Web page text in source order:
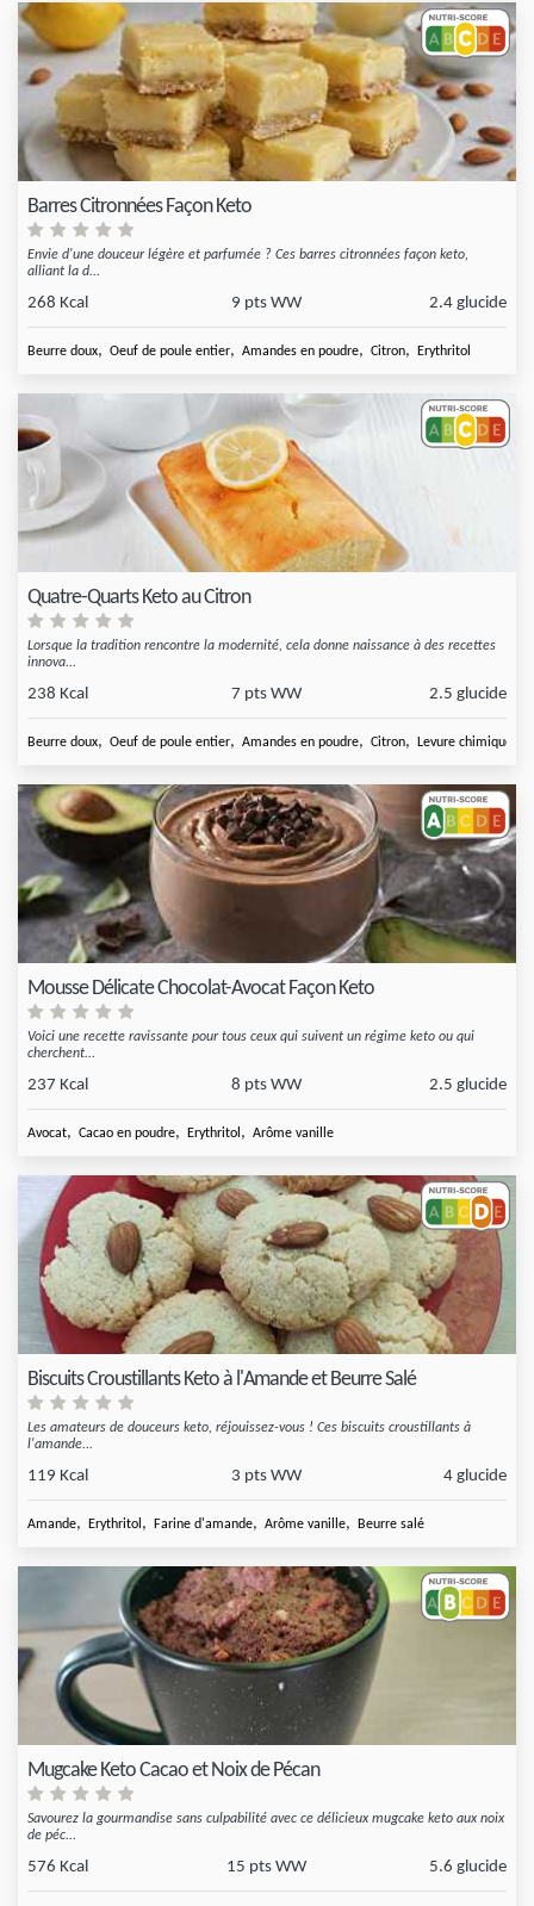
Barres Citronnées Façon Keto
Envie d'une douceur légère et parfumée ? Ces barres citronnées façon keto,
alliant la d...
268 Kcal 9 pts WW 2.4 glucide
Beurre doux, Oeuf de poule entier, Amandes en poudre, Citron, Erythritol
Quatre-Quarts Keto au Citron
Lorsque la tradition rencontre la modernité, cela donne naissance à des recettes
innova...
238 Kcal 7 pts WW 2.5 glucide
Beurre doux, Oeuf de poule entier, Amandes en poudre, Citron, Levure chimique
Mousse Délicate Chocolat-Avocat Façon Keto
Voici une recette ravissante pour tous ceux qui suivent un régime keto ou qui
cherchent...
237 Kcal 8 pts WW 2.5 glucide
Avocat, Cacao en poudre, Erythritol , Arôme vanille
Biscuits Croustillants Keto à l'Amande et Beurre Salé
Les amateurs de douceurs keto, réjouissez-vous ! Ces biscuits croustillants à
l'amande...
119 Kcal 3 pts WW 4 glucide
Amande, Erythritol , Farine d'amande, Arôme vanille, Beurre salé
Mugcake Keto Cacao et Noix de Pécan
Savourez la gourmandise sans culpabilité avec ce délicieux mugcake keto aux noix
de péc...
576 Kcal 15 pts WW 5.6 glucide